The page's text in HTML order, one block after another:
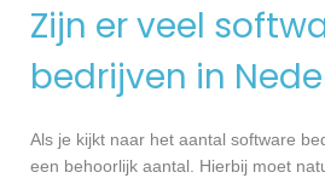
Zijn er veel
bedrijven in
Als je kijkt naar het aantal software
een behoorlijk aantal. Hierbij moet